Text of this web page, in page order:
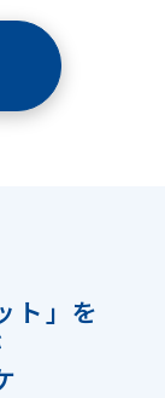
ト」を